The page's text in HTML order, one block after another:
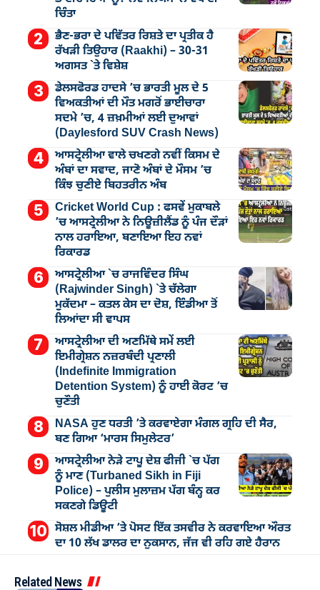
ਚਿੰਤਾ
ਭੈਣ-ਭਰਾ ਦੇ ਪਵਿੱਤਰ ਰਿਸ਼ਤੇ ਦਾ ਪ੍ਰਤੀਕ ਹੈ
ਰੱਖੜੀ ਤਿਉਹਾਰ (Raakhi) – 30-31
ਅਗਸਤ `ਤੇ ਵਿਸ਼ੇਸ਼
ਡੇਲਸਫੋਰਡ ਹਾਦਸੇ ’ਚ ਭਾਰਤੀ ਮੂਲ ਦੇ 5
ਵਿਅਕਤੀਆਂ ਦੀ ਮੌਤ ਮਗਰੋਂ ਭਾਈਚਾਰਾ
ਸਦਮੇ ’ਚ, 4 ਜ਼ਖ਼ਮੀਆਂ ਲਈ ਦੁਆਵਾਂ
(Daylesford SUV Crash News)
ਆਸਟ੍ਰੇਲੀਆ ਵਾਲੇ ਚਖਣਗੇ ਨਵੀਂ ਕਿਸਮ ਦੇ
ਅੰਬਾਂ ਦਾ ਸਵਾਦ, ਜਾਣੋ ਅੰਬਾਂ ਦੇ ਮੌਸਮ ’ਚ
ਕਿੰਝ ਚੁਣੀਏ ਬਿਹਤਰੀਨ ਅੰਬ
Cricket World Cup : ਫਸਵੇਂ ਮੁਕਾਬਲੇ
’ਚ ਆਸਟ੍ਰੇਲੀਆ ਨੇ ਨਿਊਜ਼ੀਲੈਂਡ ਨੂੰ ਪੰਜ ਦੌੜਾਂ
ਨਾਲ ਹਰਾਇਆ, ਬਣਾਇਆ ਇਹ ਨਵਾਂ
ਰਿਕਾਰਡ
ਆਸਟ੍ਰੇਲੀਆ `ਚ ਰਾਜਵਿੰਦਰ ਸਿੰਘ
(Rajwinder Singh) `ਤੇ ਚੱਲੇਗਾ
ਮੁੁਕੱਦਮਾ – ਕਤਲ ਕੇਸ ਦਾ ਦੋਸ਼, ਇੰਡੀਆ ਤੋਂ
ਲਿਆਂਦਾ ਸੀ ਵਾਪਸ
ਆਸਟ੍ਰੇਲੀਆ ਦੀ ਅਣਮਿੱਥੇ ਸਮੇਂ ਲਈ
ਇਮੀਗ੍ਰੇਸ਼ਨ ਨਜ਼ਰਬੰਦੀ ਪ੍ਰਣਾਲੀ
(Indefinite Immigration
Detention System) ਨੂੰ ਹਾਈ ਕੋਰਟ ’ਚ
ਚੁਣੌਤੀ
NASA ਹੁਣ ਧਰਤੀ ’ਤੇ ਕਰਵਾਏਗਾ ਮੰਗਲ ਗ੍ਰਹਿ ਦੀ ਸੈਰ,
ਬਣ ਗਿਆ ‘ਮਾਰਸ ਸਿਮੁਲੇਟਰ’
ਆਸਟ੍ਰੇਲੀਆ ਨੇੜੇ ਟਾਪੂ ਦੇਸ਼ ਫੀਜੀ `ਚ ਪੱਗ
ਨੂੰ ਮਾਣ (Turbaned Sikh in Fiji
Police) – ਪੁਲੀਸ ਮੁਲਾਜ਼ਮ ਪੱਗ ਬੰਨ੍ਹ ਕਰ
ਸਕਣਗੇ ਡਿਊਟੀ
ਸੋਸ਼ਲ ਮੀਡੀਆ ’ਤੇ ਪੋਸਟ ਇੱਕ ਤਸਵੀਰ ਨੇ ਕਰਵਾਇਆ ਔਰਤ
ਦਾ 10 ਲੱਖ ਡਾਲਰ ਦਾ ਨੁਕਸਾਨ, ਜੱਜ ਵੀ ਰਹਿ ਗਏ ਹੈਰਾਨ
Related News